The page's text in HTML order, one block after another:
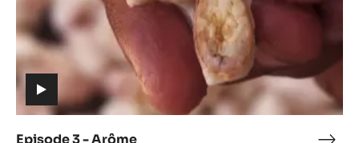
(includes